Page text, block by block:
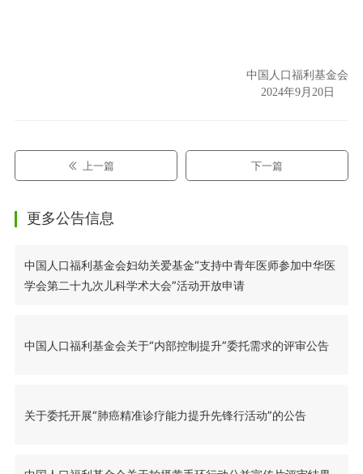
中国人口福利基金会
2024年9月20日
上一篇 下一篇
更多公告信息
中国人口福利基金会妇幼关爱基金“支持中青年医师参加中华医
学会第二十九次儿科学术大会”活动开放申请
中国人口福利基金会关于“内部控制提升”委托需求的评审公告
关于委托开展“肺癌精准诊疗能力提升先锋行活动”的公告